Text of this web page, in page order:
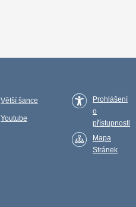
Větší šance
Youtube
Prohlášení
o
přístupnosti
Mapa
Stránek